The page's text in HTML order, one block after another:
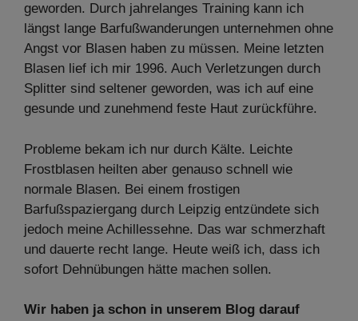
geworden. Durch jahrelanges Training kann ich
längst lange Barfußwanderungen unternehmen ohne
Angst vor Blasen haben zu müssen. Meine letzten
Blasen lief ich mir 1996. Auch Verletzungen durch
Splitter sind seltener geworden, was ich auf eine
gesunde und zunehmend feste Haut zurückführe.
Probleme bekam ich nur durch Kälte. Leichte
Frostblasen heilten aber genauso schnell wie
normale Blasen. Bei einem frostigen
Barfußspaziergang durch Leipzig entzündete sich
jedoch meine Achillessehne. Das war schmerzhaft
und dauerte recht lange. Heute weiß ich, dass ich
sofort Dehnübungen hätte machen sollen.
Wir haben ja schon in unserem Blog darauf